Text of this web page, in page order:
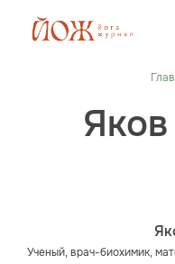
Ученый, врач-биохимик,